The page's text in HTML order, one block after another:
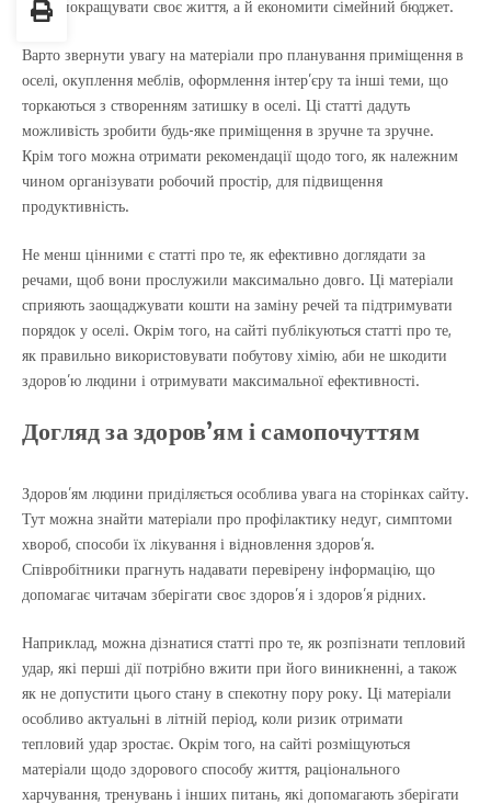
лише покращувати своє життя, а й економити сімейний бюджет.
Варто звернути увагу на матеріали про планування приміщення в
оселі, окуплення меблів, оформлення інтер’єру та інші теми, що
торкаються з створенням затишку в оселі. Ці статті дадуть
можливість зробити будь-яке приміщення в зручне та зручне.
Крім того можна отримати рекомендації щодо того, як належним
чином організувати робочий простір, для підвищення
продуктивність.
Не менш цінними є статті про те, як ефективно доглядати за
речами, щоб вони прослужили максимально довго. Ці матеріали
сприяють заощаджувати кошти на заміну речей та підтримувати
порядок у оселі. Окрім того, на сайті публікуються статті про те,
як правильно використовувати побутову хімію, аби не шкодити
здоров’ю людини і отримувати максимальної ефективності.
Догляд за здоров’ям і самопочуттям
Здоров’ям людини приділяється особлива увага на сторінках сайту.
Тут можна знайти матеріали про профілактику недуг, симптоми
хвороб, способи їх лікування і відновлення здоров’я.
Співробітники прагнуть надавати перевірену інформацію, що
допомагає читачам зберігати своє здоров’я і здоров’я рідних.
Наприклад, можна дізнатися статті про те, як розпізнати тепловий
удар, які перші дії потрібно вжити при його виникненні, а також
як не допустити цього стану в спекотну пору року. Ці матеріали
особливо актуальні в літній період, коли ризик отримати
тепловий удар зростає. Окрім того, на сайті розміщуються
матеріали щодо здорового способу життя, раціонального
харчування, тренувань і інших питань, які допомагають зберігати